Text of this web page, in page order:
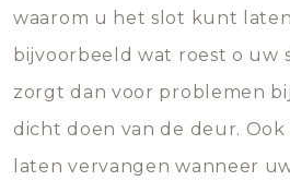
waarom u het slot kunt
bijvoorbeeld wat roest o uw
zorgt dan voor problemen
dicht doen van de deur.
laten vervangen wanneer